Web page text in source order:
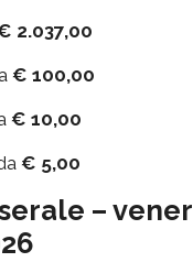
2.037,00
€ 100,00
€ 10,00
€ 5,00
–